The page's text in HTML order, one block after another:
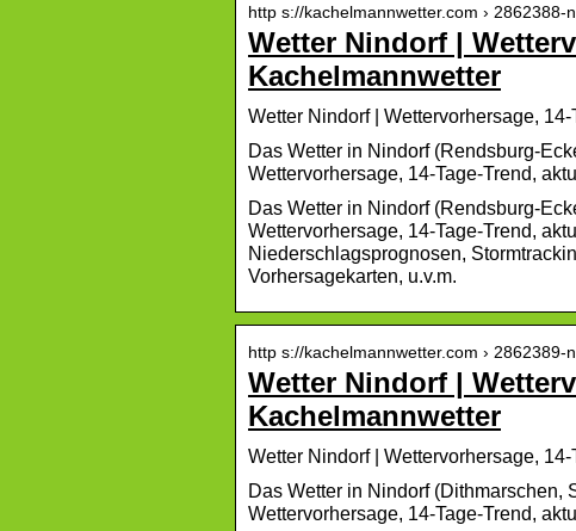
http s://kachelmannwetter.com › 2862388-
Wetter Nindorf |
Kachelmannwetter
Wetter Nindorf | Wettervorhersage,
Das Wetter in Nindorf (Rendsburg-
Wettervorhersage, 14-Tage-Trend,
Das Wetter in Nindorf (Rendsburg-
Wettervorhersage, 14-Tage-Trend,
Niederschlagsprognosen,
Vorhersagekarten, u.v.m.
http s://kachelmannwetter.com › 2862389-
Wetter Nindorf |
Kachelmannwetter
Wetter Nindorf | Wettervorhersage,
Das Wetter in Nindorf
Wettervorhersage, 14-Tage-Trend,